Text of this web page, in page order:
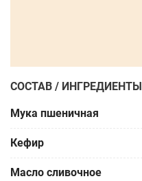
СОСТАВ / ИНГРЕДИЕНТЫ
Мука пшеничная
Кефир
Масло сливочное